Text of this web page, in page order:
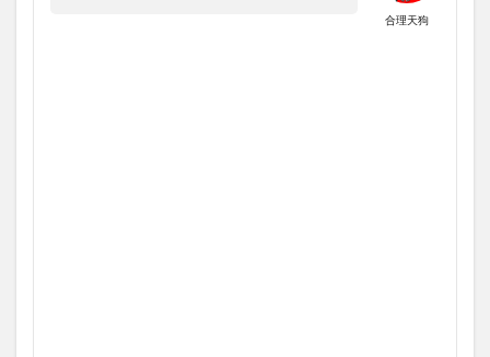
合理天狗